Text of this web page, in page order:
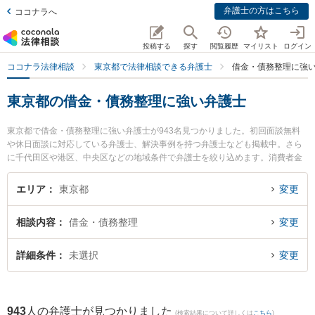
ココナラへ 弁護士の方はこちら
投稿する 探す 閲覧履歴 マイリスト ログイン
ココナラ法律相談 東京都で法律相談できる弁護士 借金・債務整理に強
東京都の借金・債務整理に強い弁護士
東京都で借金・債務整理に強い弁護士が943名見つかりました。初回面談無料
や休日面談に対応している弁護士、解決事例を持つ弁護士なども掲載中。さら
に千代田区や港区、中央区などの地域条件で弁護士を絞り込めます。消費者金
融の債務整理やクレジット会社の債務整理、リボ払いの債務整理等の細かな分
野での絞り込み検索もでき便利です。特に東京スタートアップ法律事務所 新宿
などが注目されています。『東京都で土日や夜間に発生した借金・債務整理の
トラブルを今すぐに弁護士に相談したい』『借金・債務整理のトラブル解決の
実績豊富な近くの弁護士を検索したい』『初回相談無料で借金・債務整理を法
エリア 東京都 変更
相談内容 借金・債務整理 変更
詳細条件 未選択 変更
943 人の弁護士が見つかりました (検索結果について詳しくは こちら)